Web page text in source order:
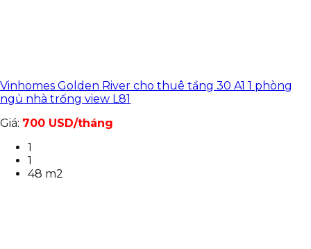
Vinhomes Golden River cho thuê tầng 30 A1 1 phòng
ngủ nhà trống view L81
Giá: 700 USD/tháng
1
1
48 m2